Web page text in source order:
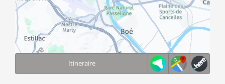
© 1987–2026 HERE, IGN
Itineraire